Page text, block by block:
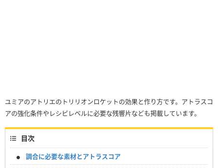
ユミアのアトリエのトリリオンロケットの効果と作り方です。アトラスコ
アの強化条件やレシピレベルに必要な残響片なども掲載しています。
目次
調合に必要な素材とアトラスコア